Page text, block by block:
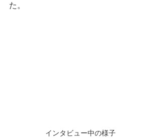
た。
インタビュー中の様子